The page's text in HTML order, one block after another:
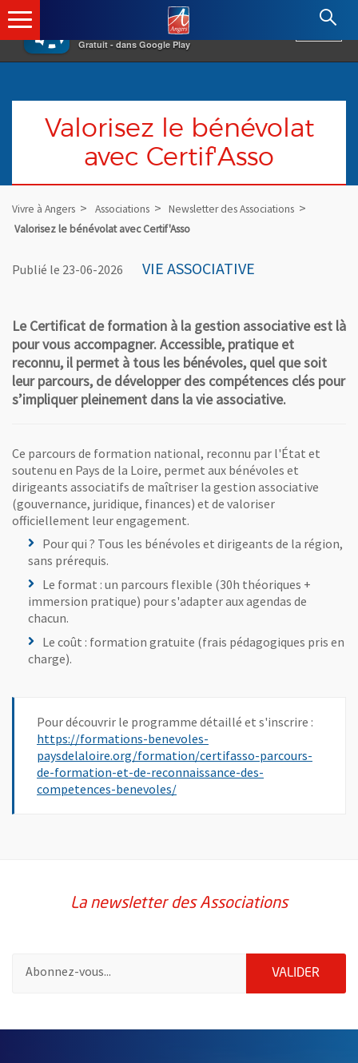
×
Gratuit - dans Google Play
Angers.fr : Retour à l'accueil
Valorisez le bénévolat
avec Certif'Asso
Vivre à Angers Associations
Newsletter des Associations
Valorisez le bénévolat avec Certif'Asso
Publié le 23-06-2026 VIE ASSOCIATIVE
Le Certificat de formation à la gestion associative est là
pour vous accompagner. Accessible, pratique et
reconnu, il permet à tous les bénévoles, quel que soit
leur parcours, de développer des compétences clés pour
s’impliquer pleinement dans la vie associative.
Ce parcours de formation national, reconnu par l'État et
soutenu en Pays de la Loire, permet aux bénévoles et
dirigeants associatifs de maîtriser la gestion associative
(gouvernance, juridique, finances) et de valoriser
officiellement leur engagement.
Pour qui ? Tous les bénévoles et dirigeants de la région,
sans prérequis.
Le format : un parcours flexible (30h théoriques +
immersion pratique) pour s'adapter aux agendas de
chacun.
Le coût : formation gratuite (frais pédagogiques pris en
charge).
Pour découvrir le programme détaillé et s'inscrire :
https://formations-benevoles-
paysdelaloire.org/formation/certifasso-parcours-
de-formation-et-de-reconnaissance-des-
competences-benevoles/, Ouvre une nouvelle fenêtre
La newsletter des Associations
VALIDER